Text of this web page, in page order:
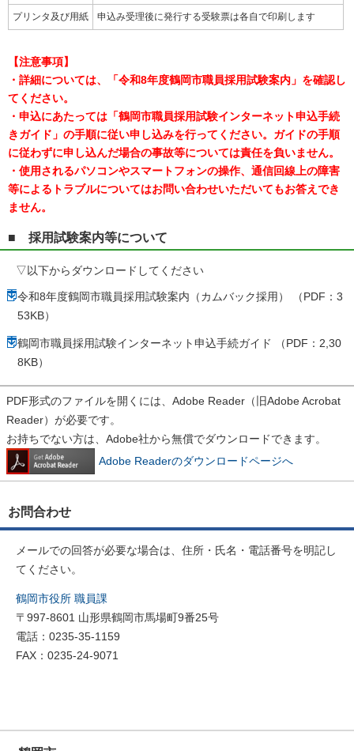
プリンタ及び用紙 申込み受理後に発行する受験票は各自で印刷します
【注意事項】
・詳細については、「令和8年度鶴岡市職員採用試験案内」を確認し
てください。
・申込にあたっては「鶴岡市職員採用試験インターネット申込手続
きガイド」の手順に従い申し込みを行ってください。ガイドの手順
に従わずに申し込んだ場合の事故等については責任を負いません。
・使用されるパソコンやスマートフォンの操作、通信回線上の障害
等によるトラブルについてはお問い合わせいただいてもお答えでき
ません。
■ 採用試験案内等について
▽以下からダウンロードしてください
令和8年度鶴岡市職員採用試験案内（カムバック採用） （PDF：3
53KB）
鶴岡市職員採用試験インターネット申込手続ガイド （PDF：2,30
8KB）
PDF形式のファイルを開くには、Adobe Reader（旧Adobe Acrobat
Reader）が必要です。
お持ちでない方は、Adobe社から無償でダウンロードできます。
Adobe Readerのダウンロードページへ
お問合わせ
メールでの回答が必要な場合は、住所・氏名・電話番号を明記し
てください。
鶴岡市役所 職員課
〒997-8601 山形県鶴岡市馬場町9番25号
電話：0235-35-1159
FAX：0235-24-9071